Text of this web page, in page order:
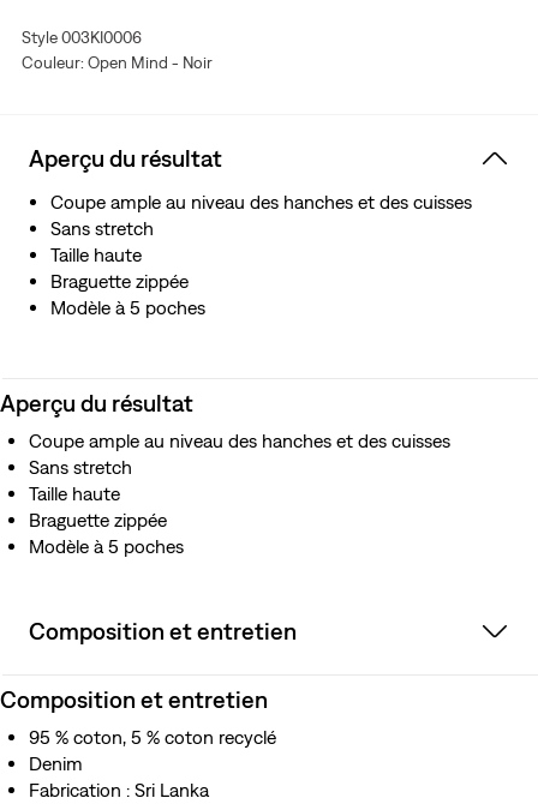
Style 003KI0006
Couleur: Open Mind - Noir
Aperçu du résultat
Coupe ample au niveau des hanches et des cuisses
Sans stretch
Taille haute
Braguette zippée
Modèle à 5 poches
Aperçu du résultat
Coupe ample au niveau des hanches et des cuisses
Sans stretch
Taille haute
Braguette zippée
Modèle à 5 poches
Composition et entretien
Composition et entretien
95 % coton, 5 % coton recyclé
Denim
Fabrication : Sri Lanka